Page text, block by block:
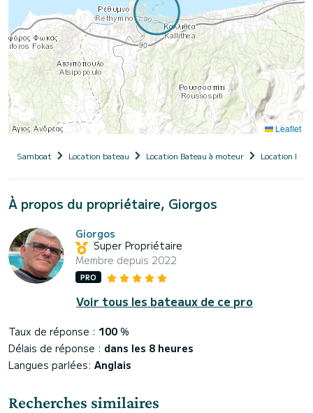
Leaflet
Samboat Location bateau Location Bateau à moteur Location
À propos du propriétaire, Giorgos
Giorgos
Super Propriétaire
Membre depuis 2022
PRO
Voir tous les bateaux de ce pro
Taux de réponse : 100 %
Délais de réponse : dans les 8 heures
Langues parlées: Anglais
Recherches similaires